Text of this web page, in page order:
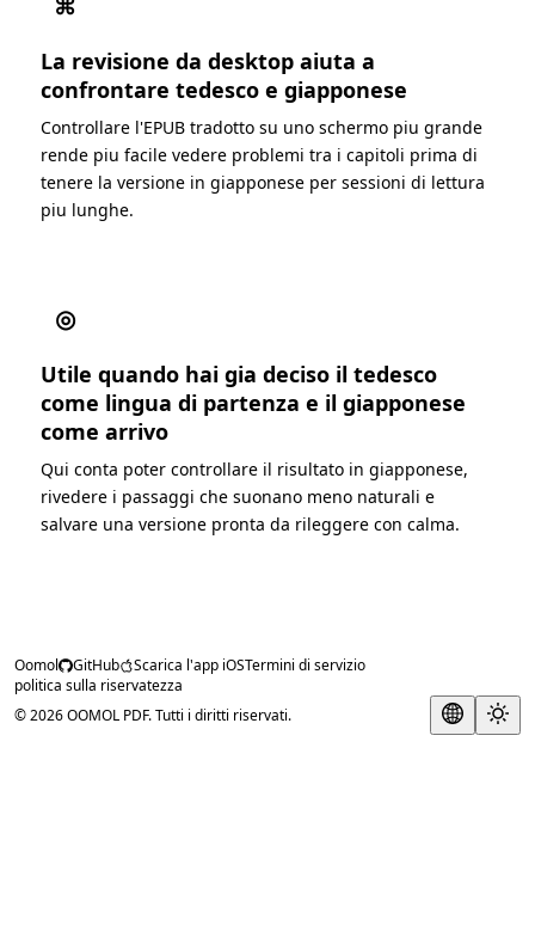
La revisione da desktop aiuta a
confrontare tedesco e giapponese
Controllare l'EPUB tradotto su uno schermo piu grande
rende piu facile vedere problemi tra i capitoli prima di
tenere la versione in giapponese per sessioni di lettura
piu lunghe.
◎
Utile quando hai gia deciso il tedesco
come lingua di partenza e il giapponese
come arrivo
Qui conta poter controllare il risultato in giapponese,
rivedere i passaggi che suonano meno naturali e
salvare una versione pronta da rileggere con calma.
Oomol GitHub Scarica l'app iOSTermini di servizio
politica sulla riservatezza
© 2026 OOMOL PDF. Tutti i diritti riservati.